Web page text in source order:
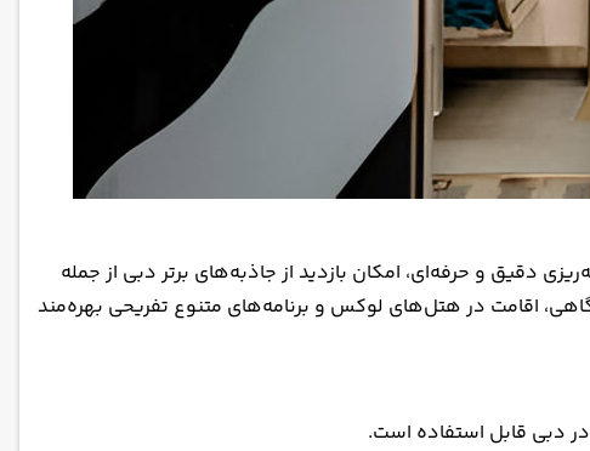
دقیق و حرفه‌ای، امکان بازدید از جاذبه‌های برتر دبی از جمله
اقامت در هتل‌های لوکس و برنامه‌های متنوع تفریحی بهره‌مند
در دبی قابل استفاده است.